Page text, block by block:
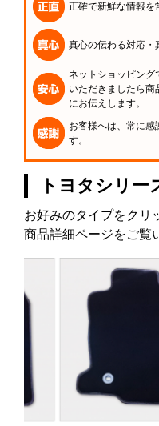
正確で新鮮な情報を
真心の伝わる対応・
ネットショッピング
いただきましたら商
にお伝えします。
お客様へは、常に感
す。
トヨタシリー
お好みのタイプをクリ
商品詳細ページをご覧